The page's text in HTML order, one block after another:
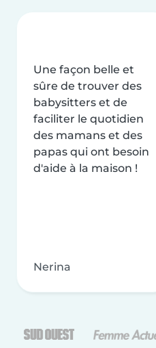
Une façon belle et
sûre de trouver des
babysitters et de
faciliter le quotidien
des mamans et des
papas qui ont besoin
d'aide à la maison !
Nerina